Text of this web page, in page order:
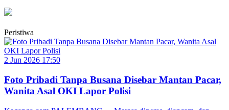
Peristiwa
2 Jun 2026 17:50
Foto Pribadi Tanpa Busana Disebar Mantan Pacar,
Wanita Asal OKI Lapor Polisi